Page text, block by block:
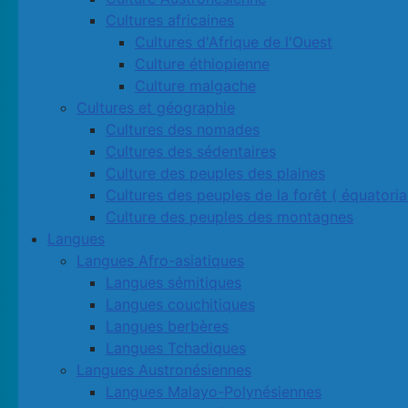
Cultures africaines
Cultures d'Afrique de l'Ouest
Culture éthiopienne
Culture malgache
Cultures et géographie
Cultures des nomades
Cultures des sédentaires
Culture des peuples des plaines
Cultures des peuples de la forêt (
Culture des peuples des montagnes
Langues
Langues Afro-asiatiques
Langues sémitiques
Langues couchitiques
Langues berbères
Langues Tchadiques
Langues Austronésiennes
Langues Malayo-Polynésiennes